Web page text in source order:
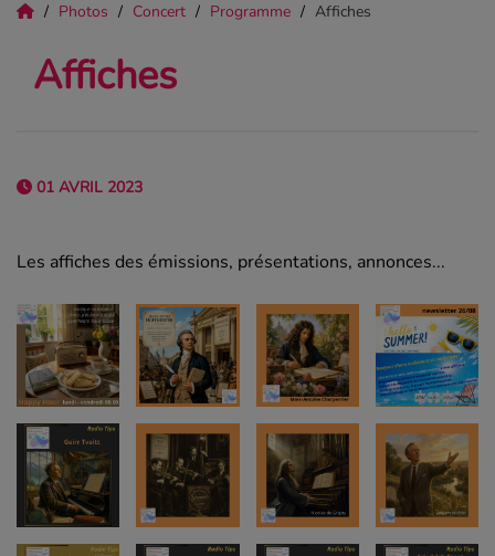
Photos Concert Programme Affiches
Affiches
01 AVRIL 2023
Les affiches des émissions, présentations, annonces...